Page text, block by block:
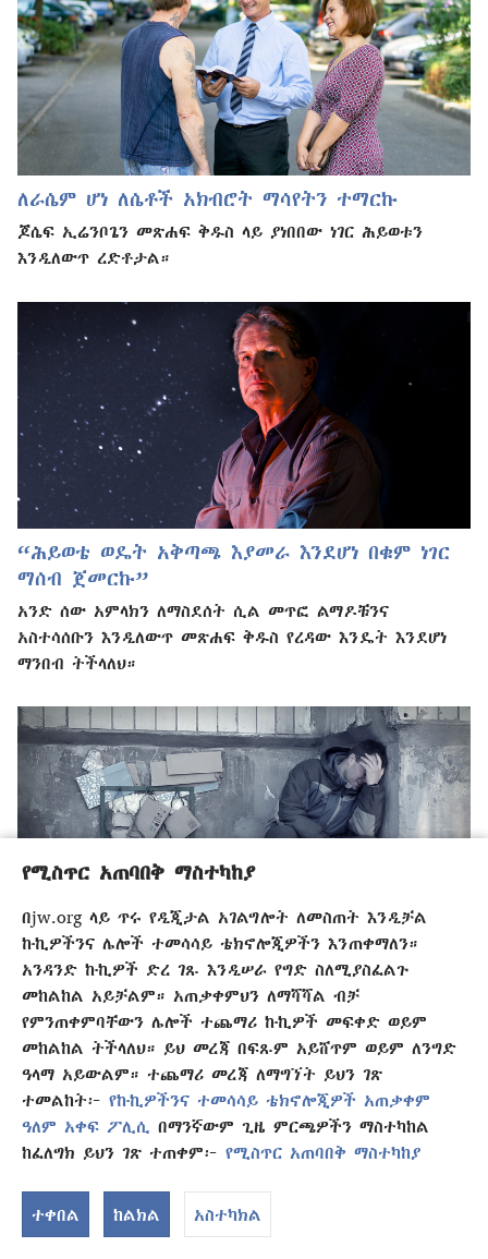
የሚስጥር አጠባበቅ ማስተካከያ
በjw.org ላይ ጥሩ የዲጂታል አገልግሎት ለመስጠት እንዲቻል
ኩኪዎችንና ሌሎች ተመሳሳይ ቴክኖሎጂዎችን እንጠቀማለን።
አንዳንድ ኩኪዎች ድረ ገጹ እንዲሠራ የግድ ስለሚያስፈልጉ
መከልከል አይቻልም። አጠቃቀምህን ለማሻሻል ብቻ
የምንጠቀምባቸውን ሌሎች ተጨማሪ ኩኪዎች መፍቀድ ወይም
መከልከል ትችላለህ። ይህ መረጃ በፍጹም አይሸጥም ወይም ለንግድ
ዓላማ አይውልም። ተጨማሪ መረጃ ለማግኘት ይህን ገጽ
ተመልከት፦ የኩኪዎችንና ተመሳሳይ ቴክኖሎጂዎች አጠቃቀም
ዓለም አቀፍ ፖሊሲ
በማንኛውም ጊዜ ምርጫዎችን ማስተካከል
ከፈለግክ ይህን ገጽ ተጠቀም፦ የሚስጥር አጠባበቅ ማስተካከያ
ተቀበል ከልክል አስተካክል
ለራሴም ሆነ ለሴቶች አክብሮት ማሳየትን ተማርኩ
ጆሴፍ ኢሬንቦጌን መጽሐፍ ቅዱስ ላይ ያነበበው ነገር ሕይወቱን
እንዲለውጥ ረድቶታል።
“ሕይወቴ ወዴት አቅጣጫ እያመራ እንደሆነ በቁም ነገር
ማሰብ ጀመርኩ”
አንድ ሰው አምላክን ለማስደሰት ሲል መጥፎ ልማዶቹንና
አስተሳሰቡን እንዲለውጥ መጽሐፍ ቅዱስ የረዳው እንዴት እንደሆነ
ማንበብ ትችላለህ።
በሕይወቴ ተመረርኩ
ዲሚትሪ ኮርሹኖቭ የአልኮል ሱሰኛ ነበር፤ በኋላ ላይ መጽሐፍ ቅዱስን
በየቀኑ ማንበብ ጀመረ። በሕይወቱ ውስጥ ከፍተኛ ለውጥ እንዲያደርግ
የረዳው ምንድን ነው?